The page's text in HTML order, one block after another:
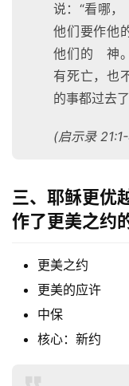
热
点
应
关
登录
说：“看哪
他们要作他
他们的 神
有死亡，也
的事都过去
(启示录
三、耶稣更优
作了更美之约
更美之约
更美的应许
中保
核心：新约